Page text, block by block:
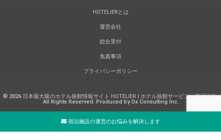
HOTELIERとは
運営会社
総合受付
免責事項
プライバシーポリシー
© 2026 日本最大級のホテル旅館情報サイト HOTELIER | ホテル旅館サービス・商品比較.
All Rights Reserved. Produced by Ox Consulting Inc.
宿泊施設の運営のお悩みを解決します